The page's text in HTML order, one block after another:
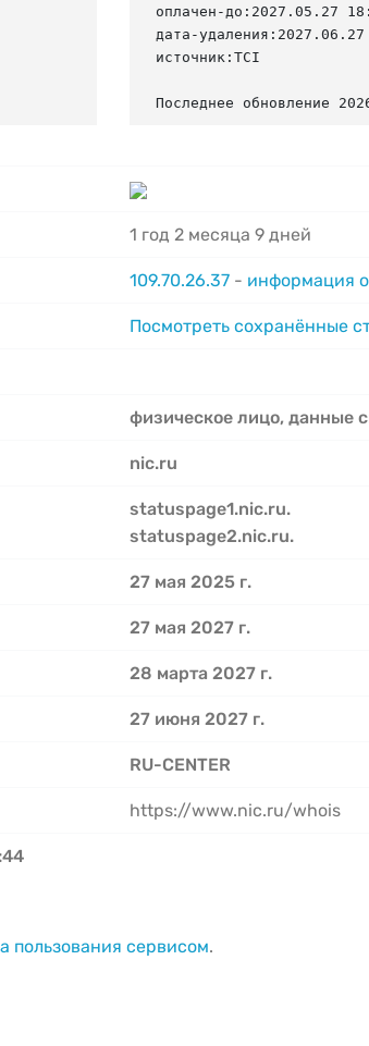
оплачен-до:2027.05.27
дата-удаления:2027.06.27
источник:TCI
Последнее обновление
1 год 2 месяца 9 дней
109.70.26.37 - информация
Посмотреть сохранённые
физическое лицо, данные
nic.ru
statuspage1.nic.ru.
statuspage2.nic.ru.
27 мая 2025 г.
27 мая 2027 г.
28 марта 2027 г.
27 июня 2027 г.
RU-CENTER
https://www.nic.ru/whois
пользования сервисом.